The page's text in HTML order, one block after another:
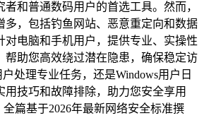
和普通数码用户的首选工具。然而，
多，包括钓鱼网站、恶意重定向和数据
对电脑和手机用户，提供专业、实操性
帮助您高效绕过潜在隐患，确保稳定访
处理专业任务，还是Windows用户日
用技巧和故障排除，助力您安全享用
全篇基于2026年最新网络安全标准撰